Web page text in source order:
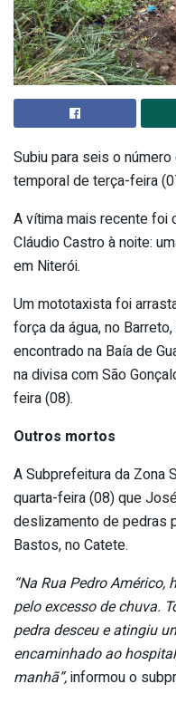
Subiu para seis o
temporal de terça-feira
A vítima mais recente foi
Cláudio Castro à noite:
em Niterói.
Um mototaxista foi
força da água, no
encontrado na Baía de
na divisa com São
feira (08).
Outros mortos
A Subprefeitura da Zona
quarta-feira (08) que
deslizamento de pedras
Bastos, no Catete.
“Na Rua Pedro
pelo excesso de chuva.
pedra desceu e atingiu
encaminhado ao
manhã”,informou o